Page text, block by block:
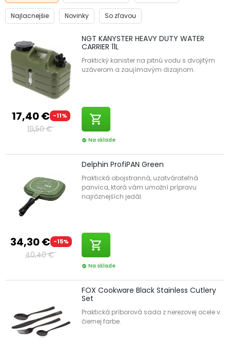
Najlacnejšie Novinky So zľavou
17,40 € -11%
19,50 €
NGT KANYSTER HEAVY DUTY WATER
CARRIER 11L
Praktický kanister na pitnú vodu s dvojitým
uzáverom a zaujímavým dizajnom.
shopping_cart
check_circle Na sklade
34,30 € -15%
40,40 €
Delphin ProfiPAN Green
Praktická obojstranná, uzatvárateľná
panvica, ktorá vám umožní prípravu
najrôznejších jedál.
shopping_cart
check_circle Na sklade
FOX Cookware Black Stainless Cutlery
Set
Praktická príborová sada z nerezovej ocele v
čiernej farbe.